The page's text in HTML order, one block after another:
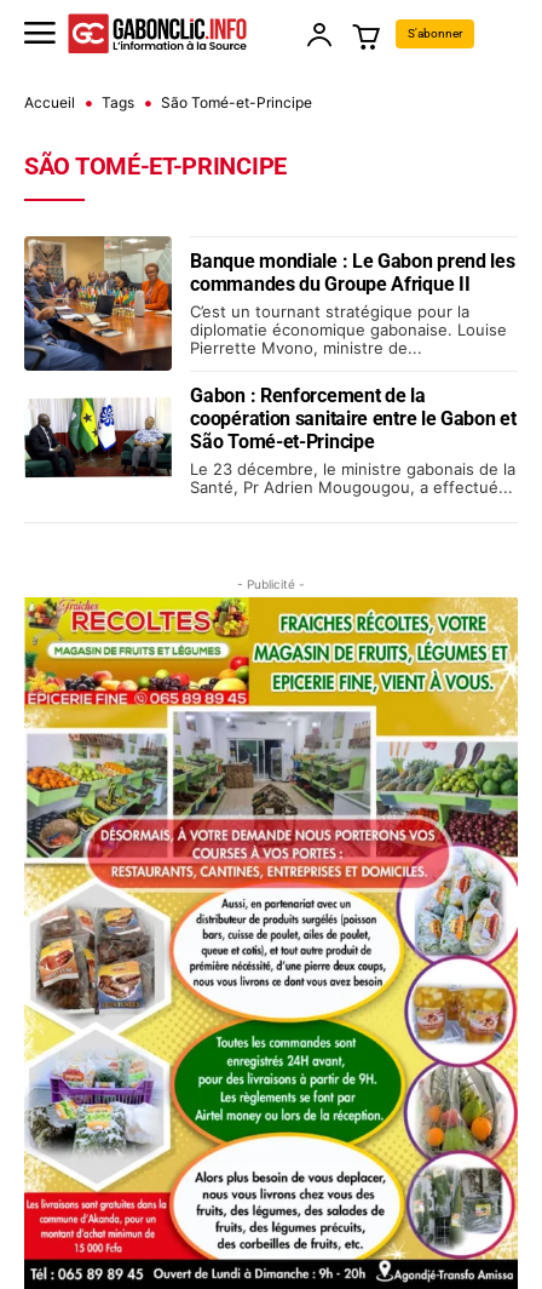
S'abonner
Accueil Tags São Tomé-et-Principe
SÃO TOMÉ-ET-PRINCIPE
Banque mondiale : Le Gabon prend les
commandes du Groupe Afrique II
C’est un tournant stratégique pour la
diplomatie économique gabonaise. Louise
Pierrette Mvono, ministre de...
Gabon : Renforcement de la
coopération sanitaire entre le Gabon et
São Tomé-et-Principe
Le 23 décembre, le ministre gabonais de la
Santé, Pr Adrien Mougougou, a effectué...
- Publicité -